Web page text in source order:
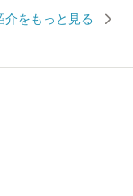
に丼祭り」「伊勢
の丹宗庄右衛門
ており，関東圏へ
介をもっと見る